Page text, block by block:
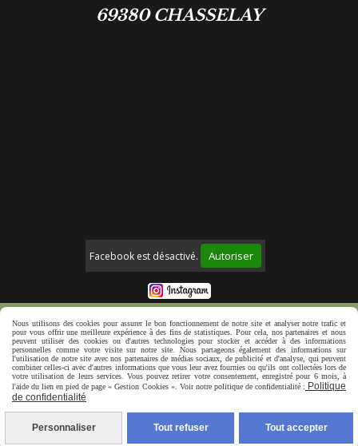
69380 CHASSELAY
Facebook est désactivé. Autoriser
Mentions Légales
Politique de confidentialité
Créer un site web
Nous utilisons des cookies pour assurer le bon fonctionnement de notre site et analyser notre trafic et
pour vous offrir une meilleure expérience à des fins de statistiques. Pour cela, nos partenaires et nous
peuvent utiliser des cookies ou d'autres technologies pour stocker et accéder à des informations
personnelles comme votre visite sur notre site. Nous partageons également des informations sur
l'utilisation de notre site avec nos partenaires de médias sociaux, de publicité et d'analyse, qui peuvent
combiner celles-ci avec d'autres informations que vous leur avez fournies ou qu'ils ont collectées lors de
votre utilisation de leurs services. Vous pouvez retirer votre consentement, enregistré pour 6 mois, à
l'aide du lien en pied de page « Gestion Cookies ». Voir notre politique de confidentialité : Politique
de confidentialité
Personnaliser Tout refuser Tout accepter